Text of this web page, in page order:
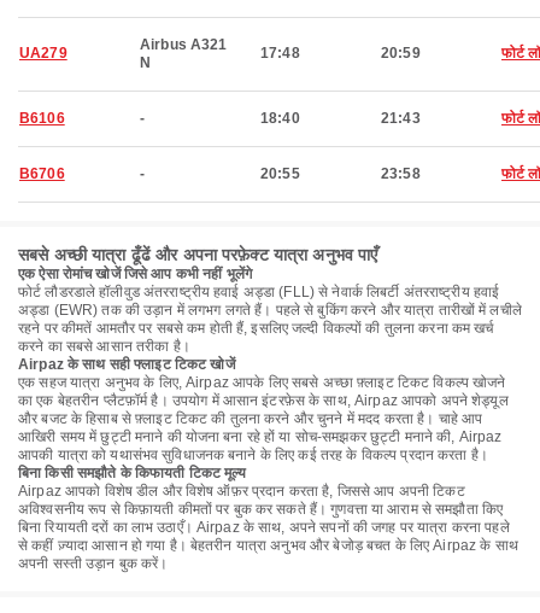
UA279
Airbus A321
N
17:48 20:59 फोर्ट
B6106 - 18:40 21:43 फोर्ट
B6706 - 20:55 23:58 फोर्ट
सबसे अच्छी यात्रा ढूँढें और अपना परफ़ेक्ट यात्रा अनुभव पाएँ
एक ऐसा रोमांच खोजें जिसे आप कभी नहीं भूलेंगे
फोर्ट लौडरडाले हॉलीवुड अंतरराष्ट्रीय हवाई अड्डा (FLL) से नेवार्क लिबर्टी अंतरराष्ट्रीय हवाई
अड्डा (EWR) तक की उड़ान में लगभग लगते हैं। पहले से बुकिंग करने और यात्रा तारीखों में लचीले
रहने पर कीमतें आमतौर पर सबसे कम होती हैं, इसलिए जल्दी विकल्पों की तुलना करना कम खर्च
करने का सबसे आसान तरीका है।
Airpaz के साथ सही फ्लाइट टिकट खोजें
एक सहज यात्रा अनुभव के लिए, Airpaz आपके लिए सबसे अच्छा फ़्लाइट टिकट विकल्प खोजने
का एक बेहतरीन प्लैटफ़ॉर्म है। उपयोग में आसान इंटरफ़ेस के साथ, Airpaz आपको अपने शेड्यूल
और बजट के हिसाब से फ़्लाइट टिकट की तुलना करने और चुनने में मदद करता है। चाहे आप
आखिरी समय में छुट्टी मनाने की योजना बना रहे हों या सोच-समझकर छुट्टी मनाने की, Airpaz
आपकी यात्रा को यथासंभव सुविधाजनक बनाने के लिए कई तरह के विकल्प प्रदान करता है।
बिना किसी समझौते के किफायती टिकट मूल्य
Airpaz आपको विशेष डील और विशेष ऑफ़र प्रदान करता है, जिससे आप अपनी टिकट
अविश्वसनीय रूप से किफ़ायती कीमतों पर बुक कर सकते हैं। गुणवत्ता या आराम से समझौता किए
बिना रियायती दरों का लाभ उठाएँ। Airpaz के साथ, अपने सपनों की जगह पर यात्रा करना पहले
से कहीं ज़्यादा आसान हो गया है। बेहतरीन यात्रा अनुभव और बेजोड़ बचत के लिए Airpaz के साथ
अपनी सस्ती उड़ान बुक करें।